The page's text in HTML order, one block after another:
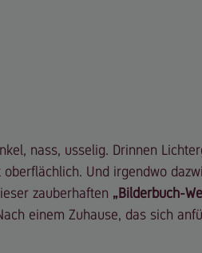
nass, usselig. Drinnen
Und irgendwo
zauberhaften „Bilderbuch-
einem Zuhause, das sich